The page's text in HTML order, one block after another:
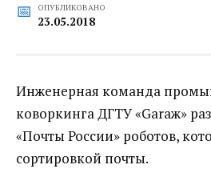
ОПУБЛИКОВАНО
23.05.2018
Инженерная команда
коворкинга ДГТУ «Garaж»
«Почты России» роботов,
сортировкой почты.